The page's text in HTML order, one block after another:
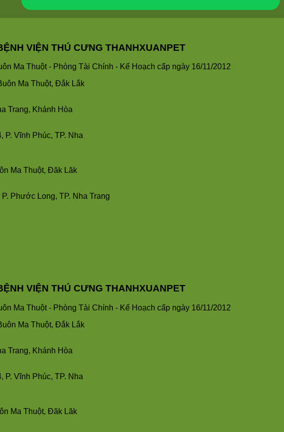
VIỆN THÚ CƯNG THANHXUANPET
Ma Thuột - Phòng Tài Chính - Kế Hoạch cấp ngày 16/11/2012
Ma Thuột, Đắk Lắk
Trang, Khánh Hòa
P. Vĩnh Phúc, TP. Nha
Ma Thuột, Đăk Lăk
Phước Long, TP. Nha Trang
VIỆN THÚ CƯNG THANHXUANPET
Ma Thuột - Phòng Tài Chính - Kế Hoạch cấp ngày 16/11/2012
Ma Thuột, Đắk Lắk
Trang, Khánh Hòa
P. Vĩnh Phúc, TP. Nha
Ma Thuột, Đăk Lăk